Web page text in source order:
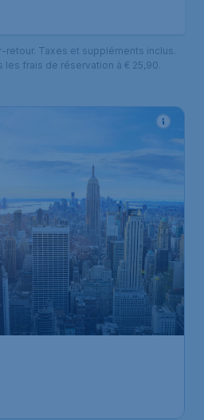
retour. Taxes et suppléments inclus.
les frais de réservation à € 25,90.